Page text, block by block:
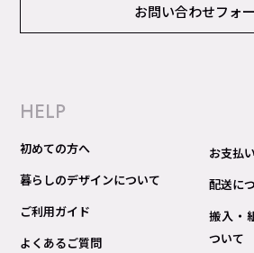
お問い合わせフォ
HELP
初めての方へ
暮らしのデザインについて
ご利用ガイド
よくあるご質問
お支払
配送に
搬入・
ついて